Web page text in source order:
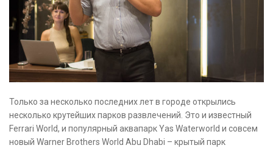
Только за несколько последних лет в городе открылись
несколько крутейших парков развлечений. Это и известный
Ferrari World, и популярный аквапарк Yas Waterworld и совсем
новый Warner Brothers World Abu Dhabi – крытый парк